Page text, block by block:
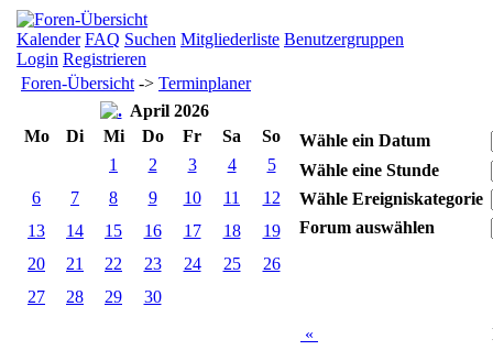
Kalender FAQ Suchen Mitgliederliste Benutzergruppen
Login Registrieren
Foren-Übersicht -> Terminplaner
April 2026
Mo
Di Mi Do Fr Sa
So
1
2 3 4
5
6
7 8 9 10 11
12
13
14 15 16 17 18
19
20
21 22 23 24 25
26
27
28 29 30
Wähle ein Datum
Wähle eine Stunde
Wähle Ereigniskategorie
Forum auswählen
«